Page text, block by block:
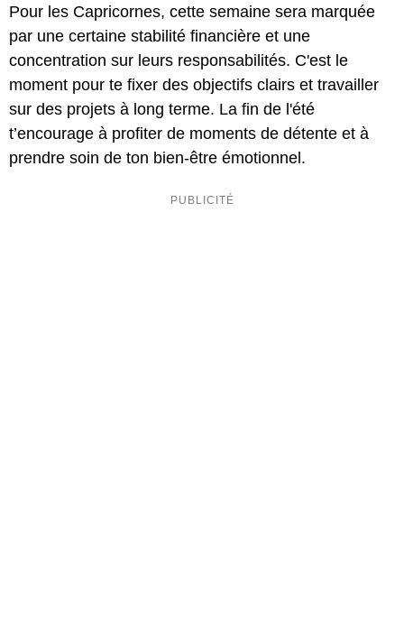
Pour les Capricornes, cette semaine sera marquée
par une certaine stabilité financière et une
concentration sur leurs responsabilités. C'est le
moment pour te fixer des objectifs clairs et travailler
sur des projets à long terme. La fin de l'été
t’encourage à profiter de moments de détente et à
prendre soin de ton bien-être émotionnel.